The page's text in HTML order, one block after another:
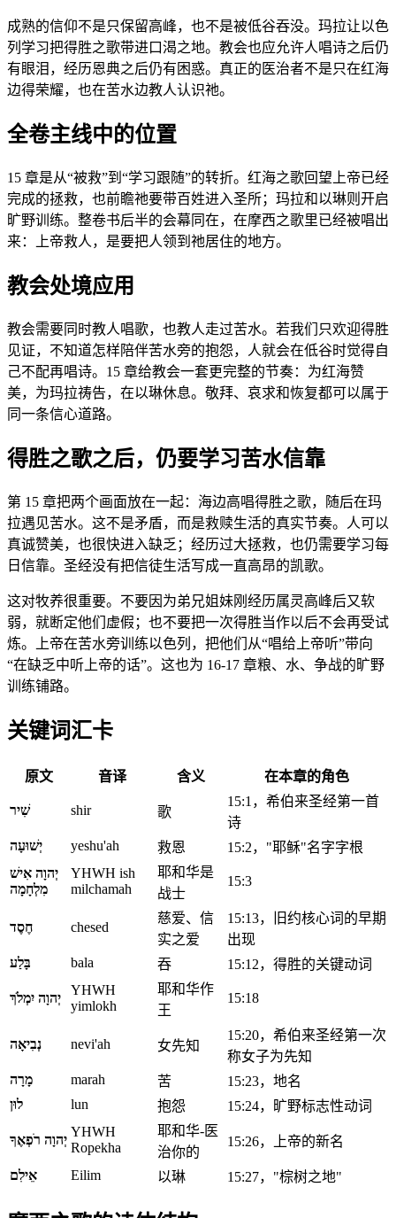
成熟的信仰不是只保留高峰，也不是被低谷吞没。玛拉让以色
列学习把得胜之歌带进口渴之地。教会也应允许人唱诗之后仍
有眼泪，经历恩典之后仍有困惑。真正的医治者不是只在红海
边得荣耀，也在苦水边教人认识祂。
全卷主线中的位置
15 章是从“被救”到“学习跟随”的转折。红海之歌回望上帝已经
完成的拯救，也前瞻祂要带百姓进入圣所；玛拉和以琳则开启
旷野训练。整卷书后半的会幕同在，在摩西之歌里已经被唱出
来：上帝救人，是要把人领到祂居住的地方。
教会处境应用
教会需要同时教人唱歌，也教人走过苦水。若我们只欢迎得胜
见证，不知道怎样陪伴苦水旁的抱怨，人就会在低谷时觉得自
己不配再唱诗。15 章给教会一套更完整的节奏：为红海赞
美，为玛拉祷告，在以琳休息。敬拜、哀求和恢复都可以属于
同一条信心道路。
得胜之歌之后，仍要学习苦水信靠
第 15 章把两个画面放在一起：海边高唱得胜之歌，随后在玛
拉遇见苦水。这不是矛盾，而是救赎生活的真实节奏。人可以
真诚赞美，也很快进入缺乏；经历过大拯救，也仍需要学习每
日信靠。圣经没有把信徒生活写成一直高昂的凯歌。
这对牧养很重要。不要因为弟兄姐妹刚经历属灵高峰后又软
弱，就断定他们虚假；也不要把一次得胜当作以后不会再受试
炼。上帝在苦水旁训练以色列，把他们从“唱给上帝听”带向
“在缺乏中听上帝的话”。这也为 16-17 章粮、水、争战的旷野
训练铺路。
关键词汇卡
原文 音译 含义 在本章的角色
שִׁיר shir 歌
15:1，希伯来圣经第一首
诗
יְשׁוּעָה
yeshu'ah 救恩
15:2，"耶稣"名字字根
יְהוָה אִישׁ
מִלְחָמָה
YHWH ish
milchamah
耶和华是
战士
15:3
חֶסֶד chesed
慈爱、信
实之爱
15:13，旧约核心词的早期
出现
בָּלַע
bala 吞 15:12，得胜的关键动词
יְהוָה יִמְלֹךְ
YHWH
yimlokh
耶和华作
王
15:18
נְבִיאָה nevi'ah 女先知
15:20，希伯来圣经第一次
称女子为先知
מָרָה
marah 苦
15:23，地名
לוּן
lun 抱怨 15:24，旷野标志性动词
יְהוָה רֹפְאֶךָ
YHWH
Ropekha
耶和华-医
治你的
15:26，上帝的新名
אֵילִם Eilim 以琳 15:27，"棕树之地"